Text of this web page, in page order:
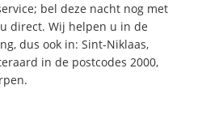
bel deze nacht nog met
direct. Wij helpen u in de
dus ook in: Sint-Niklaas,
in de postcodes 2000,